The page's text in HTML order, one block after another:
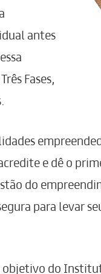
antes
Fases,
e dê o
do
para levar
objetivo do